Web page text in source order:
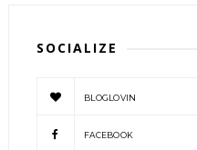
SOCIALIZE
BLOGLOVIN
FACEBOOK